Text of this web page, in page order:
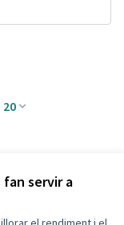
servir a
20